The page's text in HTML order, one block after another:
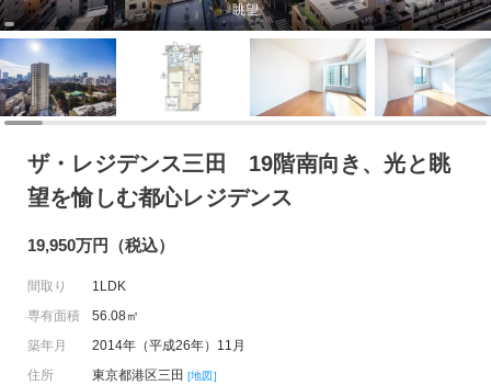
眺望
ザ・レジデンス三田 19階南向き、光と眺
望を愉しむ都心レジデンス
19,950万円（税込）
間取り
1LDK
専有面積
56.08㎡
築年月
2014年（平成26年）11月
住所
東京都港区三田 [地図]